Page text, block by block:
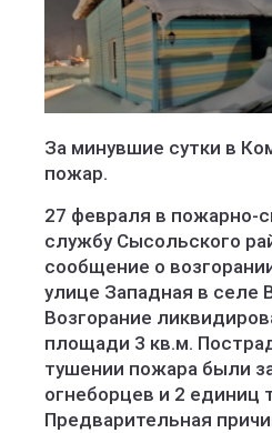
За минувшие сутки в
пожар.
27 февраля в пожарно-
службу Сысольского
сообщение о
улице Западная в селе
Возгорание
площади 3 кв.м.
тушении пожара были
огнеборцев и 2 единиц
Предварительная